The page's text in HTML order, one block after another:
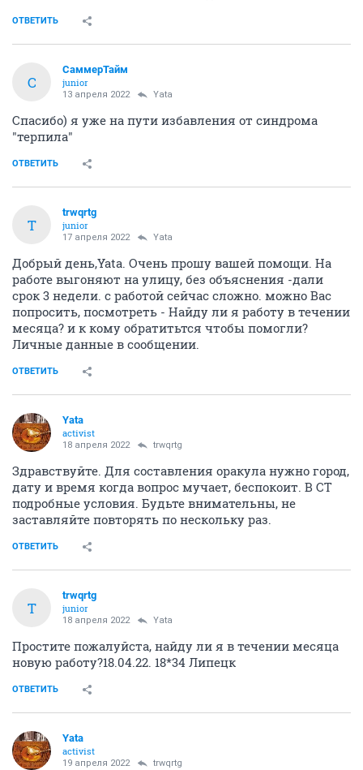
ОТВЕТИТЬ
С
СаммерТайм
junior
13 апреля 2022 Yata
Спасибо) я уже на пути избавления от синдрома
"терпила"
ОТВЕТИТЬ
T
trwqrtg
junior
17 апреля 2022 Yata
Добрый день,Yata. Очень прошу вашей помощи. На
работе выгоняют на улицу, без объяснения -дали
срок 3 недели. с работой сейчас сложно. можно Вас
попросить, посмотреть - Найду ли я работу в течении
месяца? и к кому обратитьтся чтобы помогли?
Личные данные в сообщении.
ОТВЕТИТЬ
Yata
activist
18 апреля 2022 trwqrtg
Здравствуйте. Для составления оракула нужно город,
дату и время когда вопрос мучает, беспокоит. В СТ
подробные условия. Будьте внимательны, не
заставляйте повторять по нескольку раз.
ОТВЕТИТЬ
T
trwqrtg
junior
18 апреля 2022 Yata
Простите пожалуйста, найду ли я в течении месяца
новую работу?18.04.22. 18*34 Липецк
ОТВЕТИТЬ
Yata
activist
19 апреля 2022 trwqrtg